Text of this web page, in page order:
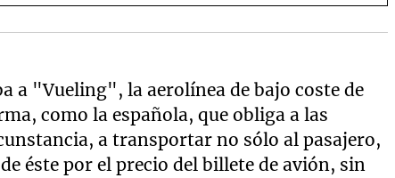
a "Vueling", la aerolínea de bajo coste de
como la española, que obliga a las
a transportar no sólo al pasajero,
éste por el precio del billete de avión, sin